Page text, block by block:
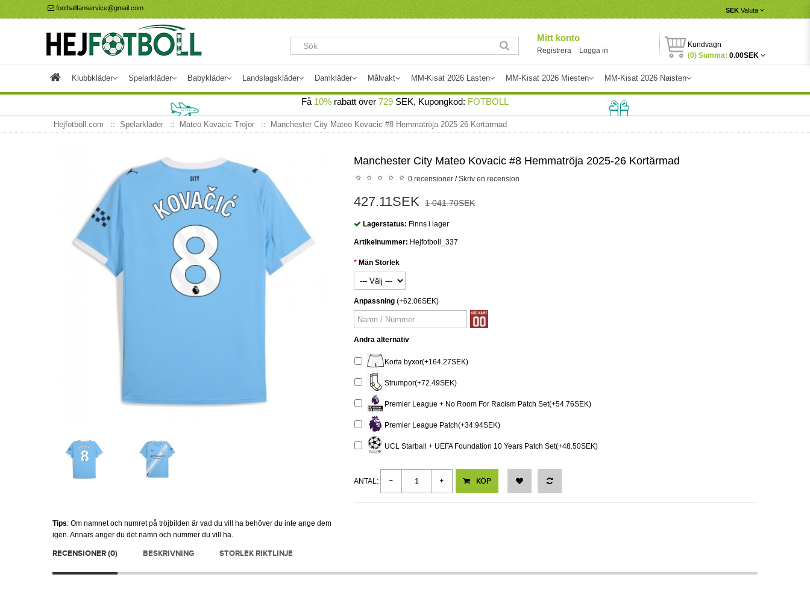
footballfanservice@gmail.com SEK Valuta
Mitt konto
Registrera Logga in
Kundvagn
(0) Summa: 0.00SEK
Klubbkläder Spelarkläder Babykläder Landslagskläder Damkläder Målvakt MM-Kisat 2026 Lasten MM-Kisat 2026 Miesten MM-Kisat 2026 Naisten
Få 10% rabatt över 729 SEK, Kupongkod: FOTBOLL
Hejfotboll.com Spelarkläder Mateo Kovacic Tröjor Manchester City Mateo Kovacic #8 Hemmatröja 2025-26 Kortärmad
Tips: Om namnet och numret på tröjbilden är vad du vill ha behöver du inte ange dem
igen. Annars anger du det namn och nummer du vill ha.
Manchester City Mateo Kovacic #8 Hemmatröja 2025-26 Kortärmad
0 recensioner /Skriv en recension
427.11SEK 1 041.70SEK
Lagerstatus: Finns i lager
Artikelnummer: Hejfotboll_337
Män Storlek
Anpassning (+62.06SEK)
Andra alternativ
Korta byxor(+164.27SEK)
Strumpor(+72.49SEK)
Premier League + No Room For Racism Patch Set(+54.76SEK)
Premier League Patch(+34.94SEK)
UCL Starball + UEFA Foundation 10 Years Patch Set(+48.50SEK)
ANTAL: KÖP
RECENSIONER (0) BESKRIVNING STORLEK RIKTLINJE